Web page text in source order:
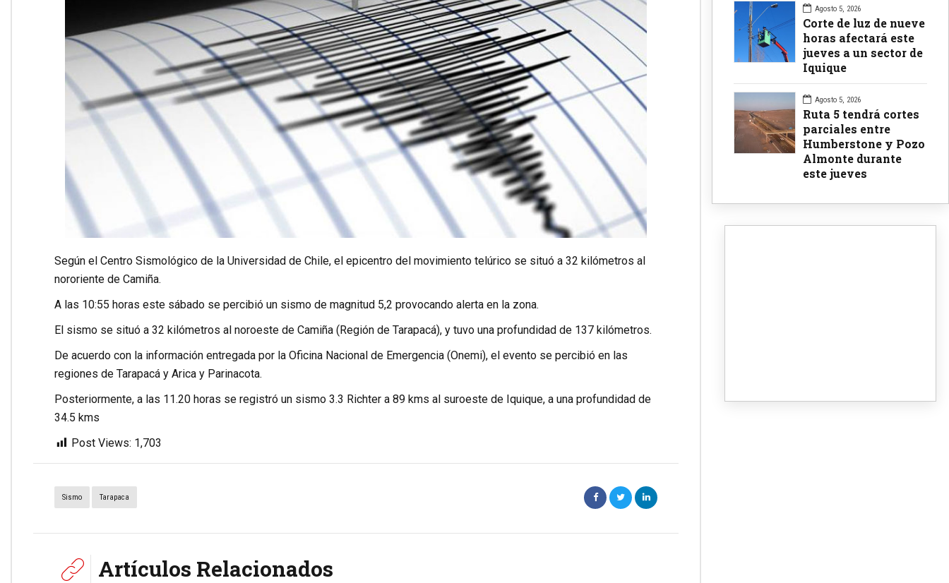
Según el Centro Sismológico de la Universidad de Chile, el epicentro del movimiento telúrico se situó a 32 kilómetros al
nororiente de Camiña.
A las 10:55 horas este sábado se percibió un sismo de magnitud 5,2 provocando alerta en la zona.
El sismo se situó a 32 kilómetros al noroeste de Camiña (Región de Tarapacá), y tuvo una profundidad de 137 kilómetros.
De acuerdo con la información entregada por la Oficina Nacional de Emergencia (Onemi), el evento se percibió en las
regiones de Tarapacá y Arica y Parinacota.
Posteriormente, a las 11.20 horas se registró un sismo 3.3 Richter a 89 kms al suroeste de Iquique, a una profundidad de
34.5 kms
Post Views: 1,703
Sismo Tarapaca
Artículos Relacionados
Agosto 5, 2026
Corte de luz de nueve
horas afectará este
jueves a un sector de
Iquique
Agosto 5, 2026
Ruta 5 tendrá cortes
parciales entre
Humberstone y Pozo
Almonte durante
este jueves